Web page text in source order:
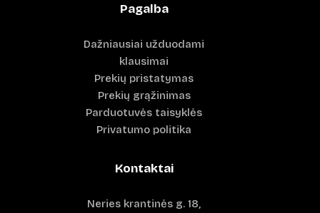
Pagalba
Dažniausiai užduodami
klausimai
Prekių pristatymas
Prekių grąžinimas
Parduotuvės taisyklės
Privatumo politika
Kontaktai
Neries krantinės g. 18,